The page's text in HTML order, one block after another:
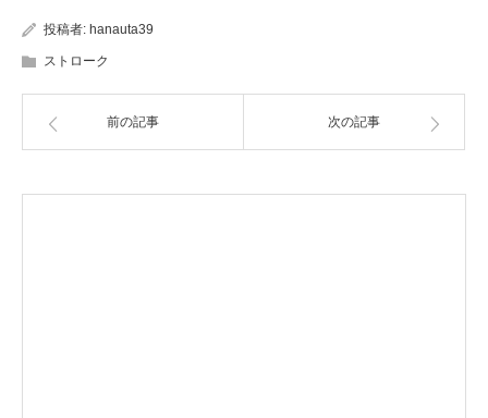
投稿者: hanauta39
ストローク
前の記事 次の記事